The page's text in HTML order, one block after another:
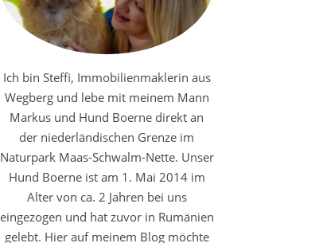
Ich bin Steffi, Immobilienmaklerin aus
Wegberg und lebe mit meinem Mann
Markus und Hund Boerne direkt an
der niederländischen Grenze im
Naturpark Maas-Schwalm-Nette. Unser
Hund Boerne ist am 1. Mai 2014 im
Alter von ca. 2 Jahren bei uns
eingezogen und hat zuvor in Rumänien
gelebt. Hier auf meinem Blog möchte